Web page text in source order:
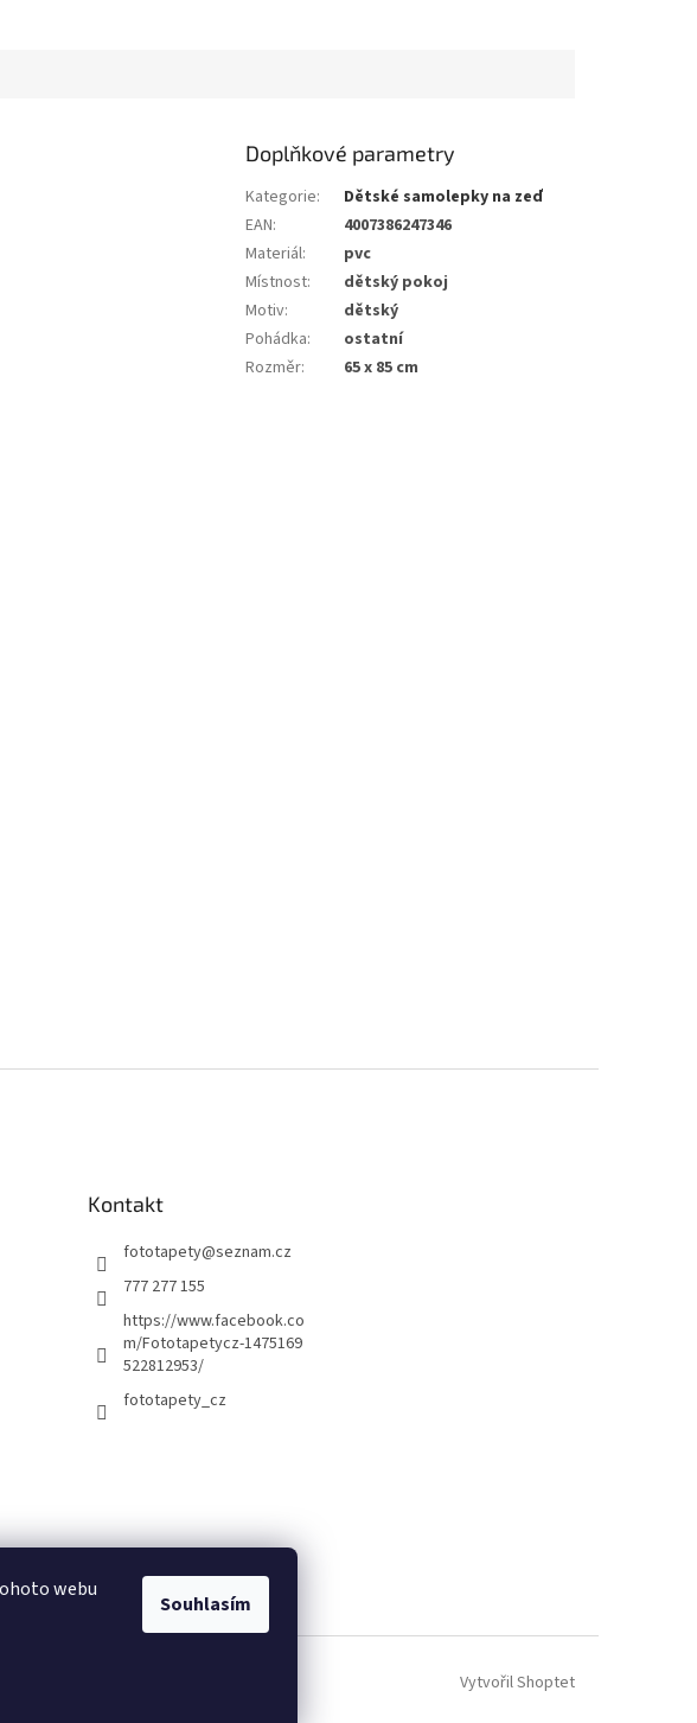
webu
Souhlasím
Doplňkové parametry
Kategorie:
Dětské samolepky na zeď
EAN:
4007386247346
Materiál:
pvc
Místnost:
dětský pokoj
Motiv:
dětský
Pohádka:
ostatní
Rozměr: 65 x 85 cm
Kontakt
fototapety@seznam.cz
777 277 155
https://www.facebook.co
m/Fototapetycz-1475169
522812953/
fototapety_cz
Vytvořil Shoptet